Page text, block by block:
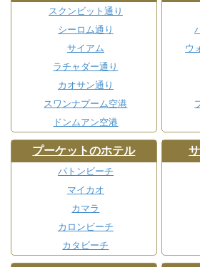
スクンビット通り
シーロム通り
サイアム
ラチャダー通り
カオサン通り
スワンナプーム空港
ドンムアン空港
ウ
プーケットのホテル
パトンビーチ
マイカオ
カマラ
カロンビーチ
カタビーチ